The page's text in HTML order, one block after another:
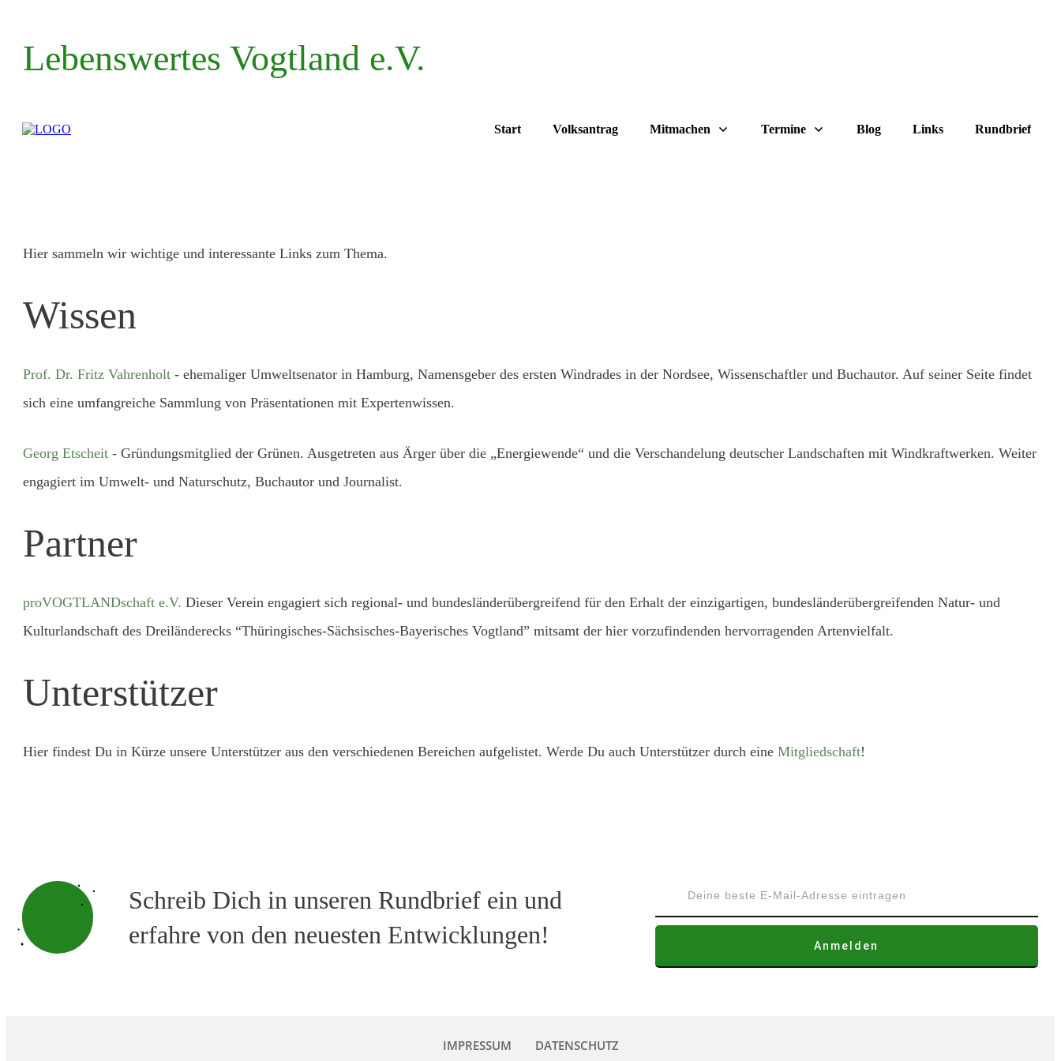
Lebenswertes Vogtland e.V.
Start Volksantrag Mitmachen Termine Blog Links Rundbrief
Hier sammeln wir wichtige und interessante Links zum Thema.
Wissen
Prof. Dr. Fritz Vahrenholt - ehemaliger Umweltsenator in Hamburg, Namensgeber des ersten Windrades in der Nordsee, Wissenschaftler und Buchautor. Auf seiner Seite findet
sich eine umfangreiche Sammlung von Präsentationen mit Expertenwissen.
Georg Etscheit - Gründungsmitglied der Grünen. Ausgetreten aus Ärger über die „Energiewende“ und die Verschandelung deutscher Landschaften mit Windkraftwerken. Weiter
engagiert im Umwelt- und Naturschutz, Buchautor und Journalist.
Partner
proVOGTLANDschaft e.V. Dieser Verein engagiert sich regional- und bundesländerübergreifend für den Erhalt der einzigartigen, bundesländerübergreifenden Natur- und
Kulturlandschaft des Dreiländerecks “Thüringisches-Sächsisches-Bayerisches Vogtland” mitsamt der hier vorzufindenden hervorragenden Artenvielfalt.
Unterstützer
Hier findest Du in Kürze unsere Unterstützer aus den verschiedenen Bereichen aufgelistet. Werde Du auch Unterstützer durch eine Mitgliedschaft!
Schreib Dich in unseren Rundbrief ein und
erfahre von den neuesten Entwicklungen!
Anmelden
IMPRESSUM DATENSCHUTZ